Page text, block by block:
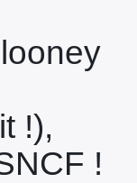
!),
!